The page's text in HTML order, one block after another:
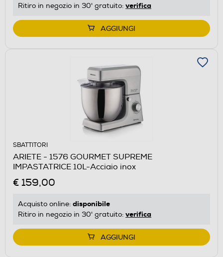
Ritiro in negozio in 30' gratuito: verifica
AGGIUNGI
SBATTITORI
ARIETE - 1576 GOURMET SUPREME
IMPASTATRICE 10L-Acciaio inox
€ 159,00
Acquisto online: disponibile
Ritiro in negozio in 30' gratuito: verifica
AGGIUNGI